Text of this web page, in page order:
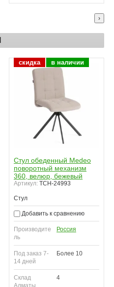
›
скидка в наличии
Стул обеденный Medeo
поворотный механизм
360, велюр, бежевый
Артикул: TCH-24993
Стул
Добавить к сравнению
Производите
ль
Россия
Под заказ 7-
14 дней
Более 10
Склад
Алматы
4